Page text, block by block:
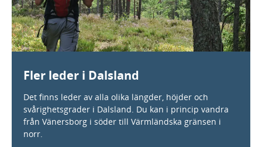
Fler leder i Dalsland
Det finns leder av alla olika längder, höjder och
svårighetsgrader i Dalsland. Du kan i princip vandra
från Vänersborg i söder till Värmländska gränsen i
norr.